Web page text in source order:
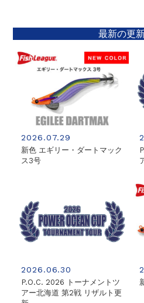
最新の更
2026.07.29
新色 エギリー・ダートマック
ス3号
2026.06.30
P.O.C. 2026 トーナメントツ
アー北海道 第2戦 リザルト更